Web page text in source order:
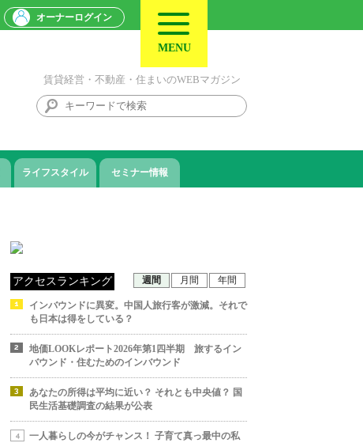
賃貸経営・不動産・住まいのWEBマガジン
ライフスタイル セミナー情報
アクセスランキング 週間 月間 年間
インバウンドに異変。中国人旅行客が激減。それで
も日本は得をしている？
地価LOOKレポート2026年第1四半期 旅するイン
バウンド・住むためのインバウンド
あなたの所得は平均に近い？ それとも中央値？ 国
民生活基礎調査の結果が公表
一人暮らしの今がチャンス！ 子育て真っ最中の私
オーナーログイン
MENU